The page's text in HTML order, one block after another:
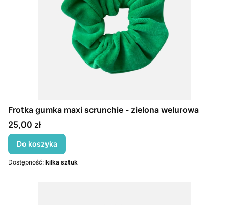
Frotka gumka maxi scrunchie - zielona welurowa
Cena
25,00 zł
Do koszyka
Dostępność: kilka sztuk